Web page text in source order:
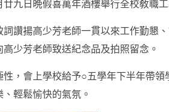
九日晩假喜萬年酒樓舉行全校敎職
讚揚高少芳老師一貫以來工作勤懇
少芳老師致送紀念品及拍照留念。
，會上學校給予○五學年下半年帶
輕鬆愉快的氣氛。